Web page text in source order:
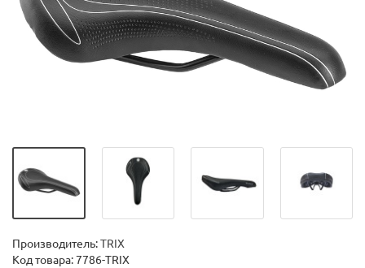
Производитель:TRIX
Код товара:7786-TRIX